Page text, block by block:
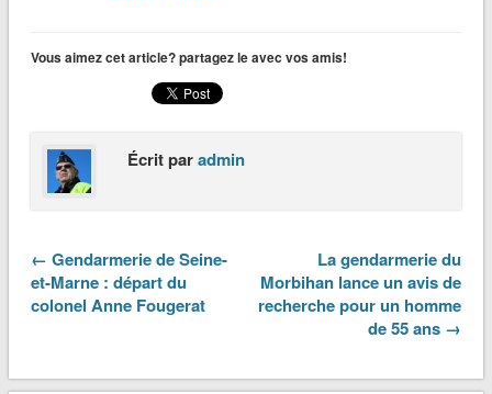
Vous aimez cet article? partagez le avec vos amis!
Écrit paradmin
← Gendarmerie de Seine-
et-Marne : départ du
colonel Anne Fougerat
La gendarmerie du
Morbihan lance un avis de
recherche pour un homme
de 55 ans →